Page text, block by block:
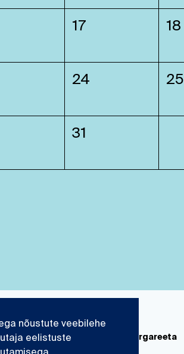
17 18
24 25
31
ja kogud Paks Margareeta
nõustute veebilehe
eelistuste